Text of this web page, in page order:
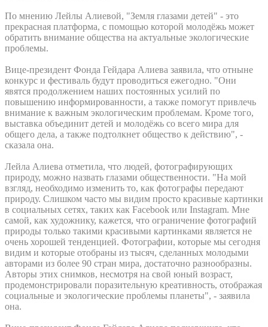
По мнению Лейлы Алиевой, "Земля глазами детей" - это
прекрасная платформа, с помощью которой молодёжь может
обратить внимание общества на актуальные экологические
проблемы.
Вице-президент Фонда Гейдара Алиева заявила, что отныне
конкурс и фестиваль будут проводиться ежегодно. "Они
явятся продолжением наших постоянных усилий по
повышению информированности, а также помогут привлечь
внимание к важным экологическим проблемам. Кроме того,
выставка объединит детей и молодёжь со всего мира для
общего дела, а также подтолкнет общество к действию", -
сказала она.
Лейла Алиева отметила, что людей, фотографирующих
природу, можно назвать глазами общественности. "На мой
взгляд, необходимо изменить то, как фотографы передают
природу. Слишком часто мы видим просто красивые картинки
в социальных сетях, таких как Facebook или Instagram. Мне
самой, как художнику, кажется, что ограничение фотографий
природы только такими красивыми картинками является не
очень хорошей тенденцией. Фотографии, которые мы сегодня
видим и которые отобраны из тысяч, сделанных молодыми
авторами из более 90 стран мира, достаточно разнообразны.
Авторы этих снимков, несмотря на свой юный возраст,
продемонстрировали поразительную креативность, отображая
социальные и экологические проблемы планеты", - заявила
она.